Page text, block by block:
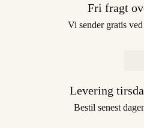
Fri fragt
Vi sender gratis
Levering
Bestil senest